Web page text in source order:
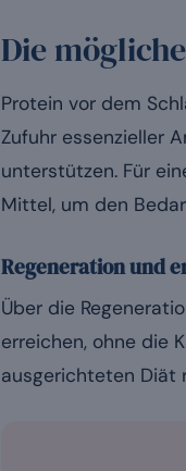
Die
Protein vor dem
Zufuhr essenzieller
unterstützen. Für
Mittel, um den
Regeneration und
Über die
erreichen, ohne die
ausgerichteten Diät